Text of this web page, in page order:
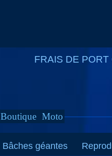
FRAIS DE
Boutique Moto
Bâches géantes